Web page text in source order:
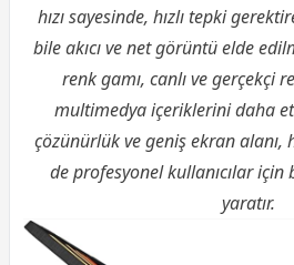
hızı sayesinde, hızlı tepki
bile akıcı ve net görüntü elde
renk gamı, canlı ve gerçekçi
multimedya içeriklerini daha
çözünürlük ve geniş ekran alanı,
de profesyonel kullanıcılar
yaratır.